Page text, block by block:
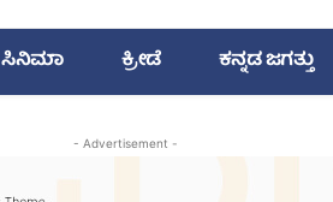
ಸಿನಿಮಾ ಕ್ರೀಡೆ ಕನ್ನಡ ಜಗತ್ತು
- Advertisement -